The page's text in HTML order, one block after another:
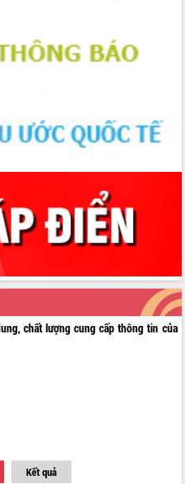
chất lượng cung cấp thông tin của
Kết quả